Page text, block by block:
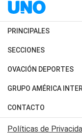
PRINCIPALES
Últimas Noticias
Política
Judiciales
Economia
SECCIONES
Horóscopo
Motores
Trucos caseros
Series y Películas
OVACIÓN DEPORTES
Fútbol
Mundial
Automovilismo
GRUPO AMÉRICA
Canal 7 en Vivo
CONTACTO
Acerca de Nosotros
Políticas de